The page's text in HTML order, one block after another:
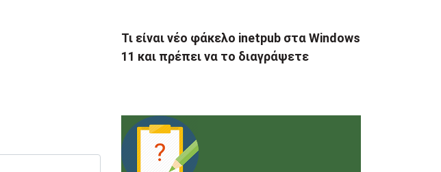
Τι είναι νέο φάκελο inetpub στα Windows
11 και πρέπει να το διαγράψετε